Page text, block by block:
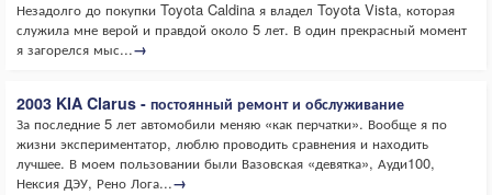
Незадолго до покупки Toyota Caldina я владел Toyota Vista, которая
служила мне верой и правдой около 5 лет. В один прекрасный момент
я загорелся мыс...→
2003 KIA Clarus - постоянный ремонт и обслуживание
За последние 5 лет автомобили меняю «как перчатки». Вообще я по
жизни экспериментатор, люблю проводить сравнения и находить
лучшее. В моем пользовании были Вазовская «девятка», Ауди100,
Нексия ДЭУ, Рено Лога...→